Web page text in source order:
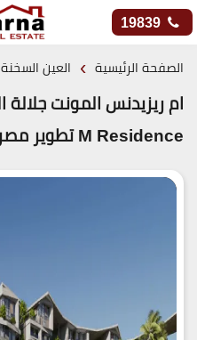
19839
الصفحة الرئيسية › العين السخنة
M Residence تطوير مصر